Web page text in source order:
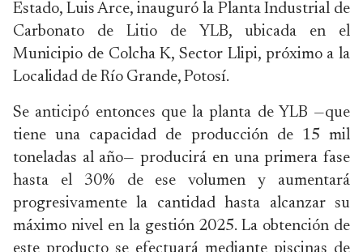
Estado, Luis Arce, inauguró la Planta Industrial de
Carbonato de Litio de YLB, ubicada en el
Municipio de Colcha K, Sector Llipi, próximo a la
Localidad de Río Grande, Potosí.
Se anticipó entonces que la planta de YLB —que
tiene una capacidad de producción de 15 mil
toneladas al año— producirá en una primera fase
hasta el 30% de ese volumen y aumentará
progresivamente la cantidad hasta alcanzar su
máximo nivel en la gestión 2025. La obtención de
este producto se efectuará mediante piscinas de